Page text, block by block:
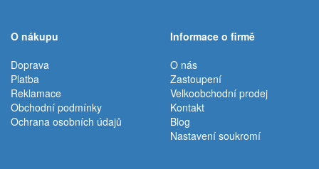
O nákupu
Doprava
Platba
Reklamace
Obchodní podmínky
Ochrana osobních údajů
Informace o firmě
O nás
Zastoupení
Velkoobchodní prodej
Kontakt
Blog
Nastavení soukromí